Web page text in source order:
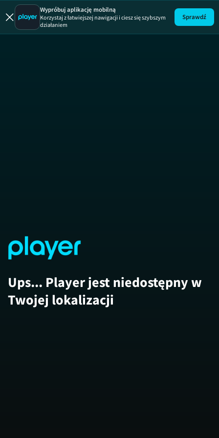
Detektywi
Wypróbuj aplikację mobilną
Korzystaj z łatwiejszej nawigacji i ciesz się szybszym
działaniem
Sprawdź
Ups... Player jest niedostępny w
Twojej lokalizacji